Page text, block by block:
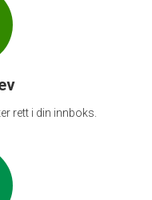
rett i din innboks.